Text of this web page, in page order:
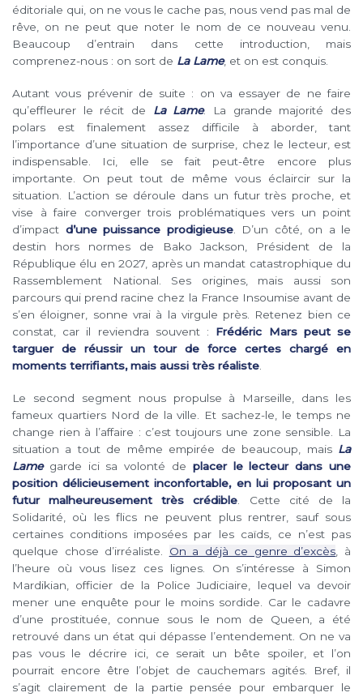
éditoriale qui, on ne vous le cache pas, nous vend pas mal de
rêve, on ne peut que noter le nom de ce nouveau venu.
Beaucoup d’entrain dans cette introduction, mais
comprenez-nous : on sort de La Lame, et on est conquis.
Autant vous prévenir de suite : on va essayer de ne faire
qu’effleurer le récit de La Lame. La grande majorité des
polars est finalement assez difficile à aborder, tant
l’importance d’une situation de surprise, chez le lecteur, est
indispensable. Ici, elle se fait peut-être encore plus
importante. On peut tout de même vous éclaircir sur la
situation. L’action se déroule dans un futur très proche, et
vise à faire converger trois problématiques vers un point
d’impact d’une puissance prodigieuse. D’un côté, on a le
destin hors normes de Bako Jackson, Président de la
République élu en 2027, après un mandat catastrophique du
Rassemblement National. Ses origines, mais aussi son
parcours qui prend racine chez la France Insoumise avant de
s’en éloigner, sonne vrai à la virgule près. Retenez bien ce
constat, car il reviendra souvent : Frédéric Mars peut se
targuer de réussir un tour de force certes chargé en
moments terrifiants, mais aussi très réaliste
Le second segment nous propulse à Marseille, dans les
fameux quartiers Nord de la ville. Et sachez-le, le temps ne
change rien à l’affaire : c’est toujours une zone sensible. La
situation a tout de même empirée de beaucoup, mais La
Lamegarde ici sa volonté de placer le lecteur dans une
position délicieusement inconfortable, en lui proposant un
futur malheureusement très crédible. Cette cité de la
Solidarité, où les flics ne peuvent plus rentrer, sauf sous
certaines conditions imposées par les caïds, ce n’est pas
quelque chose d’irréaliste. On a déjà ce genre d’excès, à
l’heure où vous lisez ces lignes. On s’intéresse à Simon
Mardikian, officier de la Police Judiciaire, lequel va devoir
mener une enquête pour le moins sordide. Car le cadavre
d’une prostituée, connue sous le nom de Queen, a été
retrouvé dans un état qui dépasse l’entendement. On ne va
pas vous le décrire ici, ce serait un bête spoiler, et l’on
pourrait encore être l’objet de cauchemars agités. Bref, il
s’agit clairement de la partie pensée pour embarquer le